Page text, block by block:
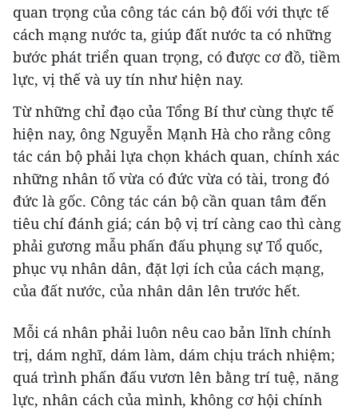
quan trọng của công tác cán bộ đối với thực tế
cách mạng nước ta, giúp đất nước ta có những
bước phát triển quan trọng, có được cơ đồ, tiềm
lực, vị thế và uy tín như hiện nay.
Từ những chỉ đạo của Tổng Bí thư cùng thực tế
hiện nay, ông Nguyễn Mạnh Hà cho rằng công
tác cán bộ phải lựa chọn khách quan, chính xác
những nhân tố vừa có đức vừa có tài, trong đó
đức là gốc. Công tác cán bộ cần quan tâm đến
tiêu chí đánh giá; cán bộ vị trí càng cao thì càng
phải gương mẫu phấn đấu phụng sự Tổ quốc,
phục vụ nhân dân, đặt lợi ích của cách mạng,
của đất nước, của nhân dân lên trước hết.
Mỗi cá nhân phải luôn nêu cao bản lĩnh chính
trị, dám nghĩ, dám làm, dám chịu trách nhiệm;
quá trình phấn đấu vươn lên bằng trí tuệ, năng
lực, nhân cách của mình, không cơ hội chính